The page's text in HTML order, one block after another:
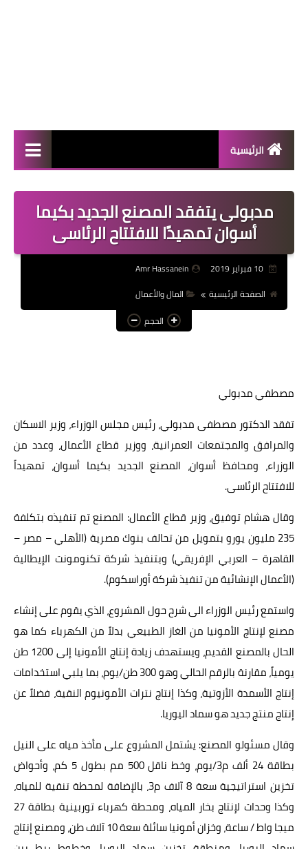
الرئيسية
منوعات
فعاليات
صحة
تكنولوجيا
عالم المرأة
أخبار النجوم
أخبار العالم
مدبولى يتفقد المصنع الجديد بكيما
أسوان تمهيدًا للافتتاح الرئاسى
10 فبراير 2019
Amr Hassanein
الصفحة الرئيسية
المال والأعمال
الحجم
مصطفي مدبولي
تفقد الدكتور مصطفى مدبولي، رئيس مجلس الوزراء، وزير الاسكان
والمرافق والمجتمعات العمرانية، ووزير قطاع الأعمال، وعدد من
الوزراء، ومحافظ أسوان، المصنع الجديد بكيما أسوان، تمهيداً
للافتتاح الرئاسى.
وقال هشام توفيق، وزير قطاع الأعمال: المصنع تم تنفيذه بتكلفة
235 مليون يورو بتمويل من تحالف بنوك مصرية (الأهلي – مصر –
القاهرة – العربي الإفريقي) وبتنفيذ شركة تكنومونت الإيطالية
(الأعمال الإنشائية من تنفيذ شركة أوراسكوم).
واستمع رئيس الوزراء الى شرح حول المشروع، الذي يقوم على إنشاء
مصنع لإنتاج الأمونيا من الغاز الطبيعي بدلاً من الكهرباء كما هو
الحال بالمصنع القديم، ويستهدف زيادة إنتاج الأمونيا إلى 1200 طن
يومياً، مقارنة بالرقم الحالي وهو 300 طن/يوم، بما يلبي استخدامات
إنتاج الأسمدة الأزوتية، وكذا إنتاج نترات الأمونيوم النقية، فضلاً عن
إنتاج منتج جديد هو سماد اليوريا.
وقال مسئولو المصنع: يشتمل المشروع على مأخذ مياه على النيل
بطاقة 24 ألف م3/يوم، وخط ناقل 500 مم بطول 5 كم، وأحواض
تخزين استراتيجية سعة 8 آلاف م3، بالإضافة لمحطة تنقية للمياه،
وكذا وحدات لإنتاج بخار المياه، ومحطة كهرباء توربينية بطاقة 27
ميجا واط / ساعة، وخزان أمونيا سائلة سعة 10 آلاف طن، ومصنع إنتاج